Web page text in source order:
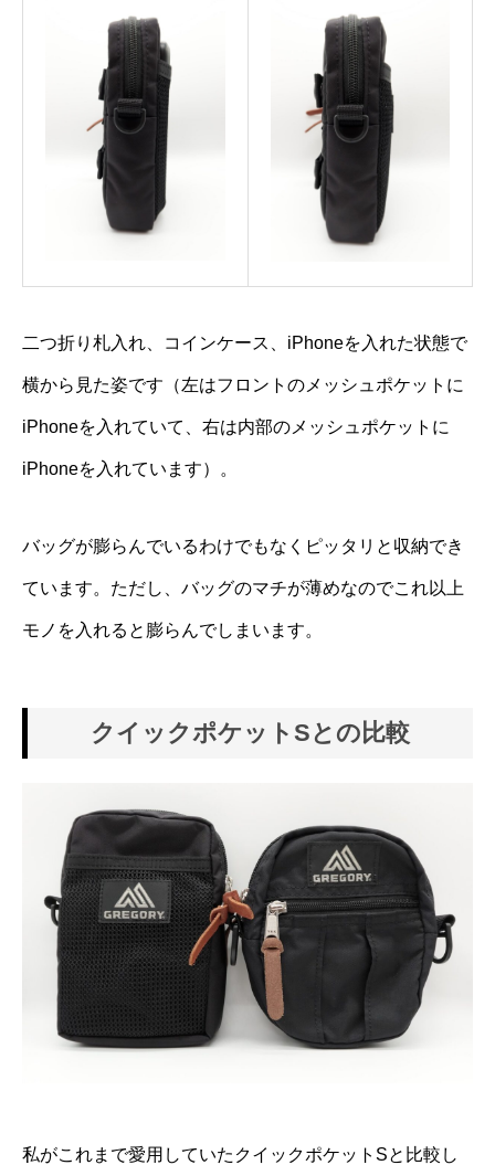
二つ折り札入れ、コインケース、iPhoneを入れた状態で
横から見た姿です（左はフロントのメッシュポケットに
iPhoneを入れていて、右は内部のメッシュポケットに
iPhoneを入れています）。
バッグが膨らんでいるわけでもなくピッタリと収納でき
ています。ただし、バッグのマチが薄めなのでこれ以上
モノを入れると膨らんでしまいます。
クイックポケットSとの比較
私がこれまで愛用していたクイックポケットSと比較し